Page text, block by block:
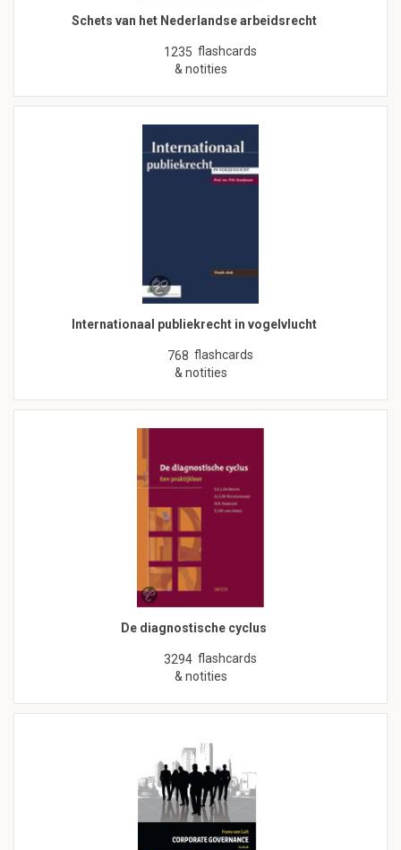
Schets van het Nederlandse arbeidsrecht
1235 flashcards
& notities
Internationaal publiekrecht in vogelvlucht
768 flashcards
& notities
De diagnostische cyclus
3294 flashcards
& notities